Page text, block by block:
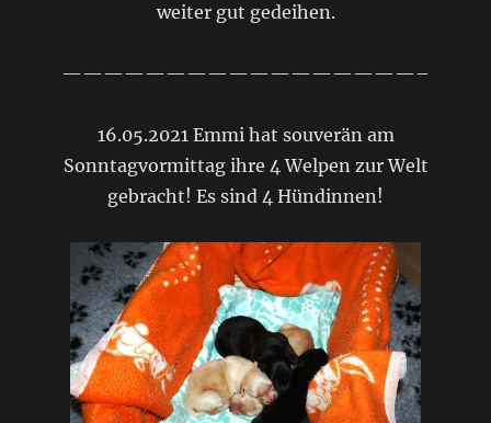
weiter gut gedeihen.
—————————————————–
16.05.2021 Emmi hat souverän am
Sonntagvormittag ihre 4 Welpen zur Welt
gebracht! Es sind 4 Hündinnen!